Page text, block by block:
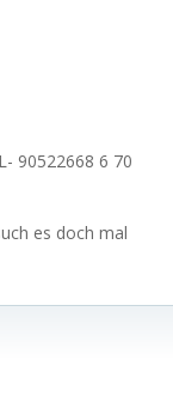
90522668 6 70
es doch mal